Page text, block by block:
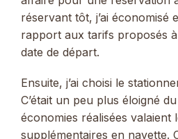
réservant tôt, j’ai économisé
rapport aux tarifs proposés à
date de départ.
Ensuite, j’ai choisi le
C’était un peu plus éloigné
économies réalisées valaient
supplémentaires en navette.